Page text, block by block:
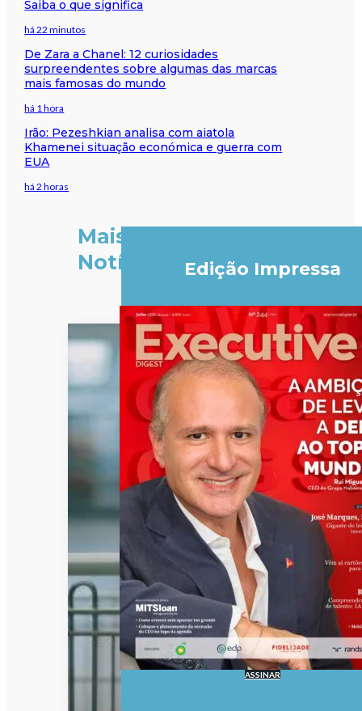
Saiba o que significa
há 22 minutos
De Zara a Chanel: 12 curiosidades
surpreendentes sobre algumas das marcas
mais famosas do mundo
há 1 hora
Irão: Pezeshkian analisa com aiatola
Khamenei situação económica e guerra com
EUA
há 2 horas
Mais
Notícias
Edição Impressa
ASSINAR